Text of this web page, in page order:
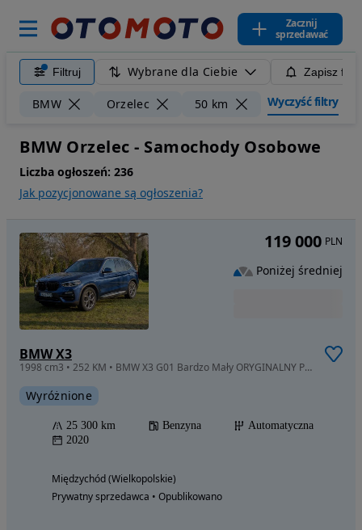
Zacznij
sprzedawać
Filtruj Wybrane dla Ciebie Zapisz
BMW Orzelec 50 km Wyczyść filtry
BMW Orzelec - Samochody Osobowe
Liczba ogłoszeń: 236
Jak pozycjonowane są ogłoszenia?
BMW X3
1998 cm3 • 252 KM • BMW X3 G01 Bardzo Mały ORYGINALNY Przebieg 250 KM Serwisowany w ASO
Wyróżnione
25 300 km Benzyna
Automatyczna
2020
Międzychód (Wielkopolskie)
Prywatny sprzedawca • Opublikowano
119 000 PLN
Poniżej średniej